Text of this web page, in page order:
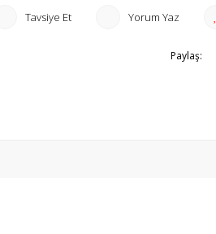
Tavsiye Et Yorum Yaz
Paylaş: